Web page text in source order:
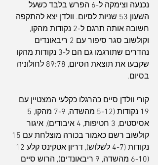
נכנעה וצימקה ל-6 הפרש בלבד כשעל
השעון 53 שניות לסיום. וולדן יצא להתקפה
חשובה אותה תרגם ל-2 נקודות מהקו,
וקולשוב סגר סיפור עם 2 ריבאונדים
נהדרים שתורגמו גם הם ל-3 נקודות מהקו
שקבעו את תוצאת הסיום, 89:78 לחולוניה
בסיום.
קורי וולדן סיים כהרגלו כקלעי המצטיין עם
אסיסטים, 3 חטיפות, 4 איבודים), איגור
(6-10 מהשדה, 9 ריבאונדים), הרוש סיים